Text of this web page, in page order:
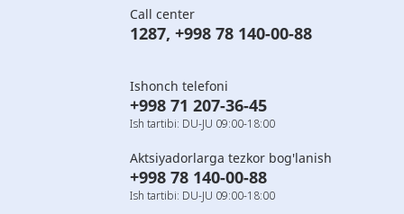
Call center
1287, +998 78 140-00-88
Ishonch telefoni
+998 71 207-36-45
Ish tartibi: DU-JU 09:00-18:00
Aktsiyadorlarga tezkor bog'lanish
+998 78 140-00-88
Ish tartibi: DU-JU 09:00-18:00